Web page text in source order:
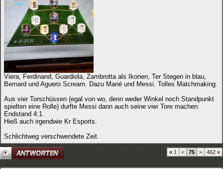
Viera, Ferdinand, Guardiola, Zambrotta als Ikonen, Ter Stegen in blau,
Bernard und Aguero Scream. Dazu Mané und Messi. Tolles Matchmaking.
Aus vier Torschüssen (egal von wo, denn weder Winkel noch Standpunkt
spielten eine Rolle) durfte Messi dann auch seine vier Tore machen.
Endstand 4:1.
Hieß auch irgendwie Kr Esports.
Schlichtweg verschwendete Zeit.
« 1 < 75 > 462 »